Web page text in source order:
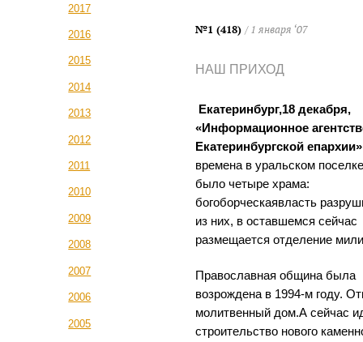
2017
2016
2015
2014
2013
2012
2011
2010
2009
2008
2007
2006
2005
№1 (418) / 1 января ‘07
НАШ ПРИХОД
Екатеринбург,18 декабря,
«Информационное
Екатеринбургской
времена в уральском
было четыре храма:
богоборческаявласть
из них, в оставшемся сейчас
размещается отделение
Православная община была
возрождена в 1994-м году.
молитвенный дом.А сейчас
строительство нового